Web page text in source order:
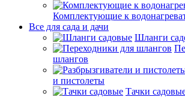
Комплектующие к
Все для сада и дачи
Шланги
шлангов
и пистолеты
Тачки